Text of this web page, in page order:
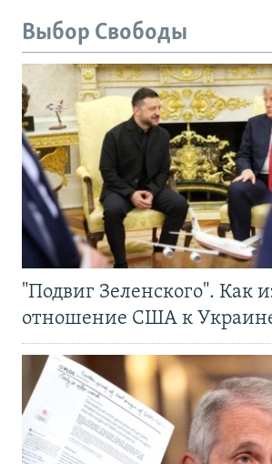
Выбор Свободы
"Подвиг Зеленского". Как
отношение США к